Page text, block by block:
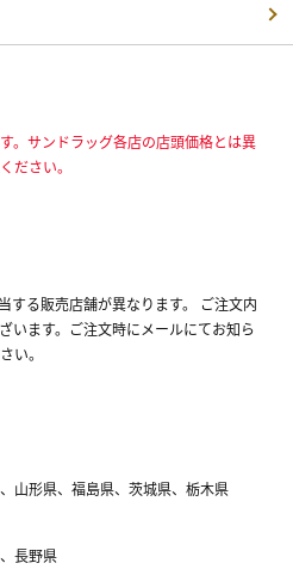
。サンドラッグ各店の店頭価格とは異
ださい。
する販売店舗が異なります。 ご注文内
います。ご注文時にメールにてお知ら
い。
山形県、福島県、茨城県、栃木県
長野県